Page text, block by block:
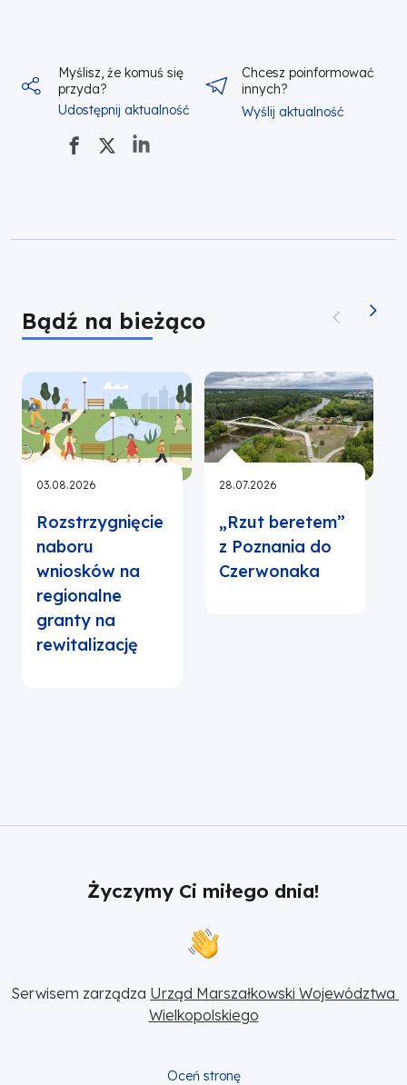
Myślisz, że komuś się
przyda?
Udostępnij aktualność
Chcesz poinformować
innych?
Wyślij aktualność
Bądź na bieżąco
03.08.2026
Rozstrzygnięcie
naboru
wniosków na
regionalne
granty na
rewitalizację
28.07.2026
„Rzut beretem”
z Poznania do
Czerwonaka
Życzymy Ci miłego dnia!
Serwisem zarządza Urząd Marszałkowski Województwa
Wielkopolskiego
Oceń stronę